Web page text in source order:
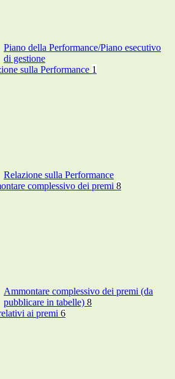
Piano della Performance/Piano esecutivo
di gestione
sulla Performance 1
Relazione sulla Performance
complessivo dei premi 8
Ammontare complessivo dei premi (da
pubblicare in tabelle) 8
ai premi 6